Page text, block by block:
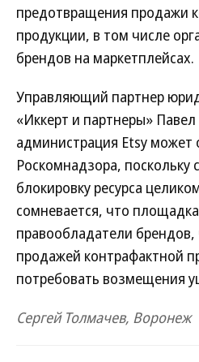
предотвращения продажи
продукции, в том числе
брендов на маркетплейсах.
Управляющий партнер
«Иккерт и партнеры»
администрация Etsy может
Роскомнадзора, поскольку
блокировку ресурса
сомневается, что
правообладатели
продажей контрафактной
потребовать возмещения
Сергей Толмачев, Воронеж